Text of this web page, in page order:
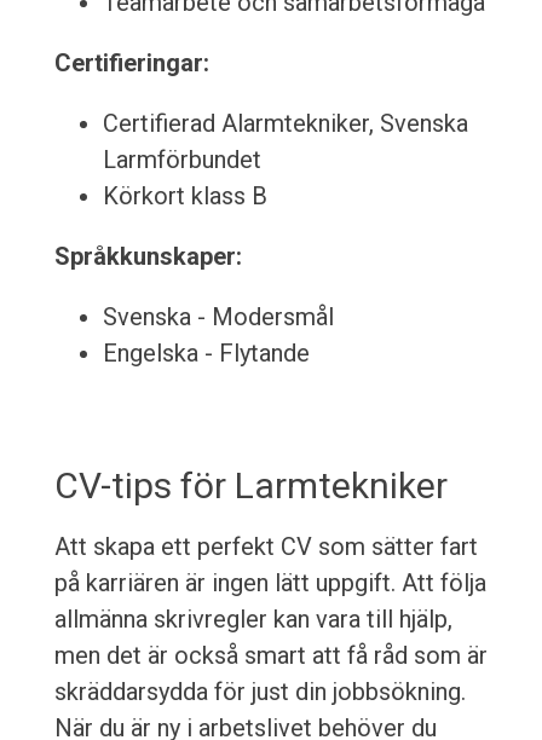
Certifieringar:
Certifierad Alarmtekniker, Svenska
Larmförbundet
Körkort klass B
Språkkunskaper:
Svenska - Modersmål
Engelska - Flytande
CV-tips för Larmtekniker
Att skapa ett perfekt CV som sätter fart
på karriären är ingen lätt uppgift. Att följa
allmänna skrivregler kan vara till hjälp,
men det är också smart att få råd som är
skräddarsydda för just din jobbsökning.
När du är ny i arbetslivet behöver du